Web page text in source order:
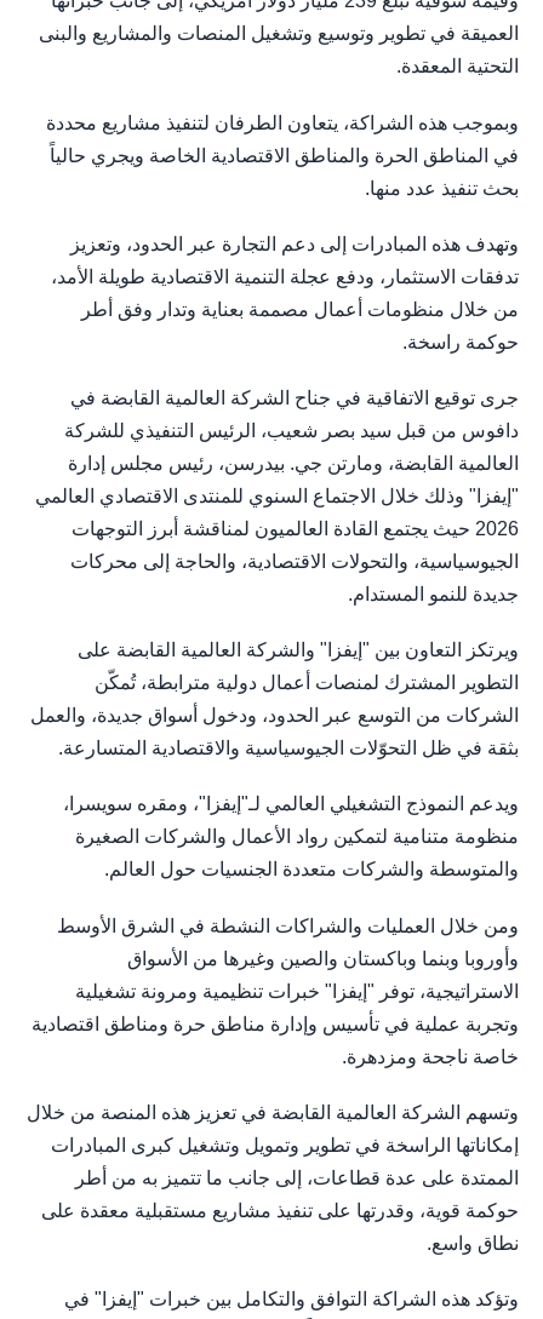
العميقة في تطوير وتوسيع وتشغيل المنصات والمشاريع والبنى
التحتية المعقدة.
وبموجب هذه الشراكة، يتعاون الطرفان لتنفيذ مشاريع محددة
في المناطق الحرة والمناطق الاقتصادية الخاصة ويجري حالياً
بحث تنفيذ عدد منها.
وتهدف هذه المبادرات إلى دعم التجارة عبر الحدود، وتعزيز
تدفقات الاستثمار، ودفع عجلة التنمية الاقتصادية طويلة الأمد،
من خلال منظومات أعمال مصممة بعناية وتدار وفق أطر
حوكمة راسخة.
جرى توقيع الاتفاقية في جناح الشركة العالمية القابضة في
دافوس من قبل سيد بصر شعيب، الرئيس التنفيذي للشركة
العالمية القابضة، ومارتن جي. بيدرسن، رئيس مجلس إدارة
"إيفزا" وذلك خلال الاجتماع السنوي للمنتدى الاقتصادي العالمي
2026 حيث يجتمع القادة العالميون لمناقشة أبرز التوجهات
الجيوسياسية، والتحولات الاقتصادية، والحاجة إلى محركات
جديدة للنمو المستدام.
ويرتكز التعاون بين "إيفزا" والشركة العالمية القابضة على
التطوير المشترك لمنصات أعمال دولية مترابطة، تُمكّن
الشركات من التوسع عبر الحدود، ودخول أسواق جديدة، والعمل
بثقة في ظل التحوّلات الجيوسياسية والاقتصادية المتسارعة.
ويدعم النموذج التشغيلي العالمي لـ"إيفزا"، ومقره سويسرا،
منظومة متنامية لتمكين رواد الأعمال والشركات الصغيرة
والمتوسطة والشركات متعددة الجنسيات حول العالم.
ومن خلال العمليات والشراكات النشطة في الشرق الأوسط
وأوروبا وبنما وباكستان والصين وغيرها من الأسواق
الاستراتيجية، توفر "إيفزا" خبرات تنظيمية ومرونة تشغيلية
وتجربة عملية في تأسيس وإدارة مناطق حرة ومناطق اقتصادية
خاصة ناجحة ومزدهرة.
وتسهم الشركة العالمية القابضة في تعزيز هذه المنصة من خلال
إمكاناتها الراسخة في تطوير وتمويل وتشغيل كبرى المبادرات
الممتدة على عدة قطاعات، إلى جانب ما تتميز به من أطر
حوكمة قوية، وقدرتها على تنفيذ مشاريع مستقبلية معقدة على
نطاق واسع.
وتؤكد هذه الشراكة التوافق والتكامل بين خبرات "إيفزا" في